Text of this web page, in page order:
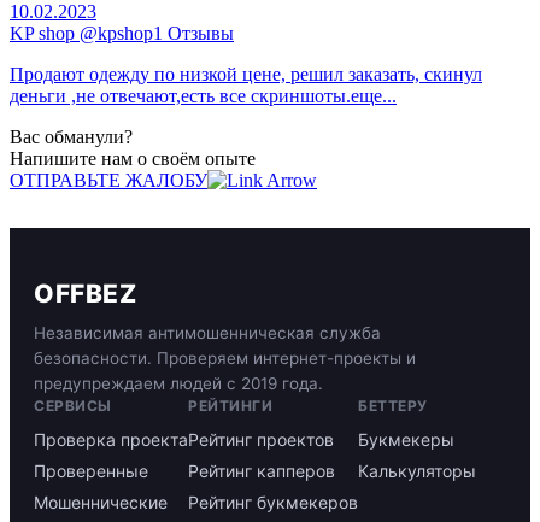
10.02.2023
KP shop @kpshop1 Отзывы
Продают одежду по низкой цене, решил заказать, скинул
деньги ,не отвечают,есть все скриншоты.еще...
Вас обманули?
Напишите нам о своём опыте
ОТПРАВЬТЕ ЖАЛОБУ
OFFBEZ
Независимая антимошенническая служба
безопасности. Проверяем интернет-проекты и
предупреждаем людей с 2019 года.
СЕРВИСЫ
Проверка проекта
Проверенные
Мошеннические
РЕЙТИНГИ
Рейтинг проектов
Рейтинг капперов
Рейтинг букмекеров
БЕТТЕРУ
Букмекеры
Калькуляторы